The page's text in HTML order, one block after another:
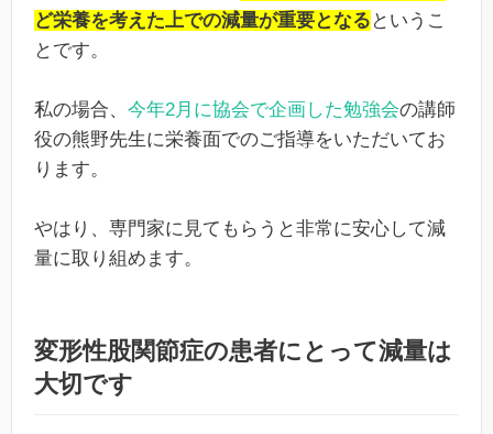
ど栄養を考えた上での減量が重要となる というこ
とです。
私の場合、 今年2月に協会で企画した勉強会の講師
役の熊野先生に栄養面でのご指導をいただいてお
ります。
やはり、専門家に見てもらうと非常に安心して減
量に取り組めます。
変形性股関節症の患者にとって減量は
大切です